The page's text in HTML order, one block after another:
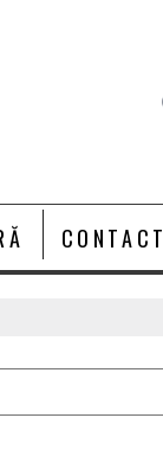
CONTACT